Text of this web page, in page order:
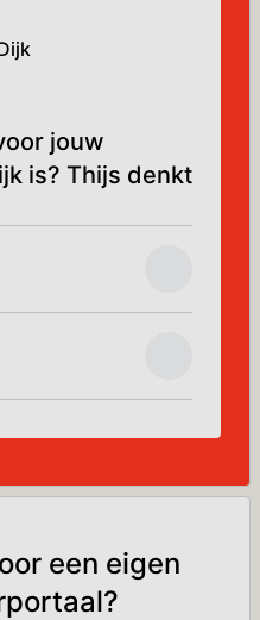
jouw
is? Thijs denkt
een eigen